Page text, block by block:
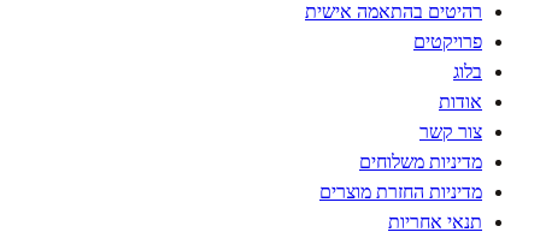
רהיטים בהתאמה אישית
פרויקטים
בלוג
אודות
צור קשר
מדיניות משלוחים
מדיניות החזרת מוצרים
תנאי אחריות